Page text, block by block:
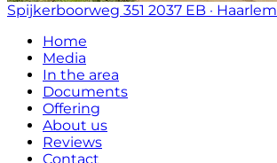
Spijkerboorweg 351 2037 EB · Haarlem
Home
Media
In the area
Documents
Offering
About us
Reviews
Contact